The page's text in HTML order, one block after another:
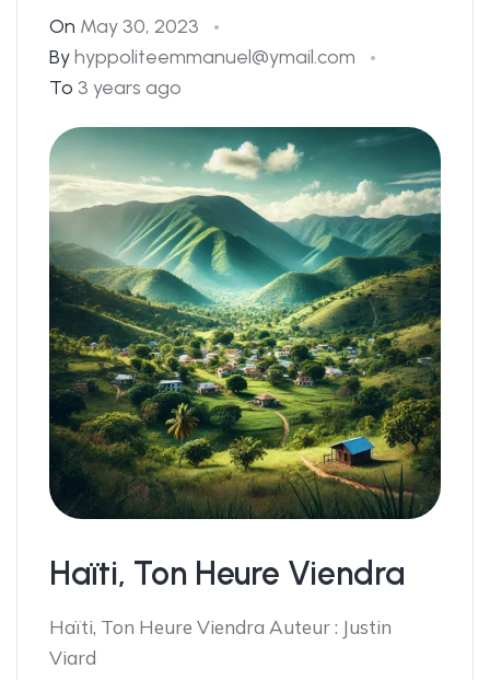
On May 30, 2023
Byhyppoliteemmanuel@ymail.com
To 3 years ago
Haïti, Ton Heure Viendra
Haïti, Ton Heure Viendra Auteur : Justin
Viard